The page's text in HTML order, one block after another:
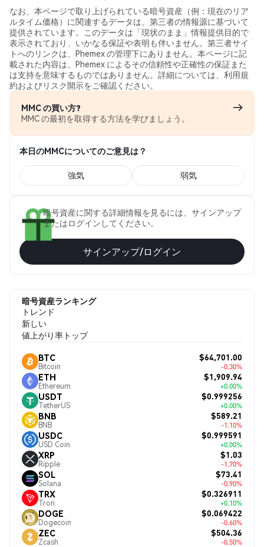
なお、本ページで取り上げられている暗号資産（例：現在のリア
ルタイム価格）に関連するデータは、第三者の情報源に基づいて
提供されています。このデータは「現状のまま」情報提供目的で
表示されており、いかなる保証や表明も伴いません。第三者サイ
トへのリンクは、Phemex の管理下にありません。本ページに記
載された内容は、Phemex によるその信頼性や正確性の保証また
は支持を意味するものではありません。詳細については、利用規
約およびリスク開示をご確認ください。
MMC の買い方?
MMC の最初を取得する方法を学びましょう。
本日のMMCについてのご意見は？
強気 弱気
暗号資産に関する詳細情報を見るには、サインアップ
またはログインしてください。
サインアップ/ログイン
暗号資産ランキング
トレンド
新しい
値上がり率トップ
BTC
Bitcoin
$64,701.00
-0.30%
ETH
Ethereum
$1,909.94
+0.00%
USDT
TetherUS
$0.999256
+0.00%
BNB
BNB
$589.21
-1.10%
USDC
USD Coin
$0.999591
+0.00%
XRP
Ripple
$1.03
-1.70%
SOL
Solana
$73.41
-0.90%
TRX
Tron
$0.326911
+0.10%
DOGE
Dogecoin
$0.069422
-0.60%
ZEC
Zcash
$504.36
-0.50%